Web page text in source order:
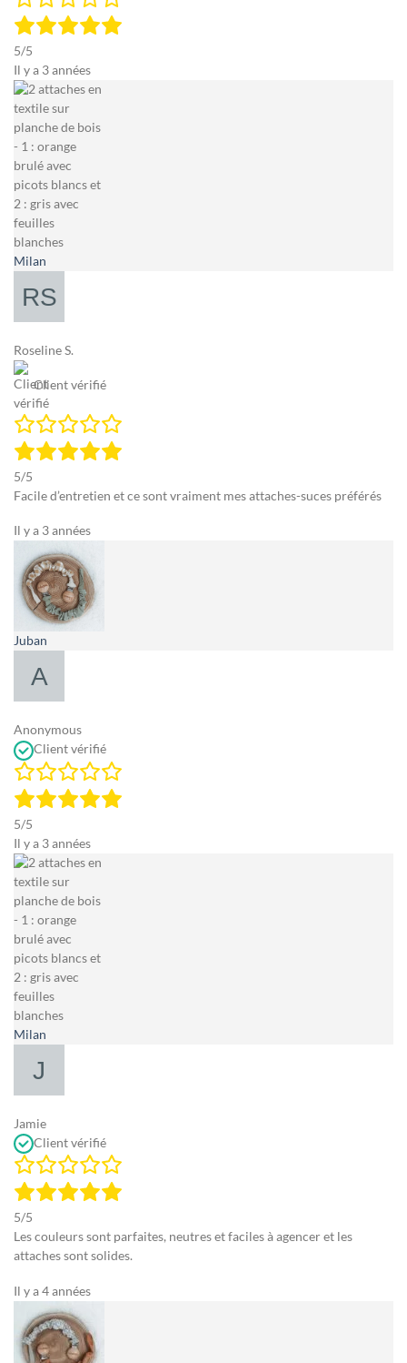
5/5
Il y a 3 années
Milan
Roseline S.
Client vérifié
5/5
Facile d’entretien et ce sont vraiment mes attaches-suces préférés
Il y a 3 années
Juban
Anonymous
Client vérifié
5/5
Il y a 3 années
Milan
Jamie
Client vérifié
5/5
Les couleurs sont parfaites, neutres et faciles à agencer et les
attaches sont solides.
Il y a 4 années